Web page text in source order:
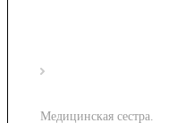
Медицинская сестра.